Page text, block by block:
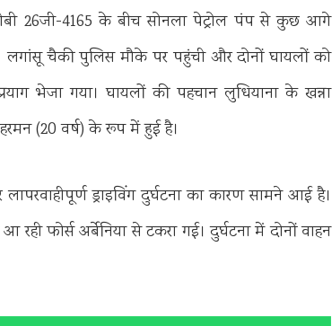
26जी-4165 के बीच सोनला पेट्रोल पंप से कुछ आगे
चैकी पुलिस मौके पर पहुंची और दोनों घायलों को
भेजा गया। घायलों की पहचान लुधियाना के खन्ना
(20 वर्ष) के रूप में हुई है।
ड्राइविंग दुर्घटना का कारण सामने आई है।
फोर्स अर्बेनिया से टकरा गई। दुर्घटना में दोनों वाहन